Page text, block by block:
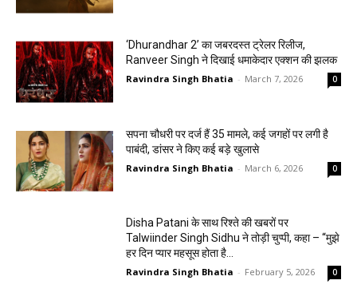
‘Dhurandhar 2’ का जबरदस्त ट्रेलर रिलीज,
Ranveer Singh ने दिखाई धमाकेदार एक्शन की झलक
Ravindra Singh Bhatia - March 7, 2026 0
सपना चौधरी पर दर्ज हैं 35 मामले, कई जगहों पर लगी है
पाबंदी, डांसर ने किए कई बड़े खुलासे
Ravindra Singh Bhatia - March 6, 2026 0
Disha Patani के साथ रिश्ते की खबरों पर
Talwiinder Singh Sidhu ने तोड़ी चुप्पी, कहा – “मुझे
हर दिन प्यार महसूस होता है…
Ravindra Singh Bhatia - February 5, 2026 0